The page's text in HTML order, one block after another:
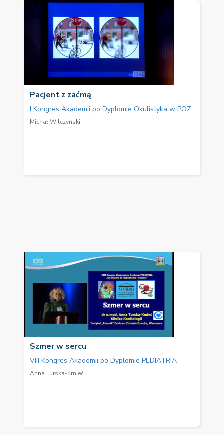
Pacjent z zaćmą
I Kongres Akademii po Dyplomie Okulistyka w POZ
Michał Wilczyński
Szmer w sercu
VIII Kongres Akademii po Dyplomie PEDIATRIA
Anna Turska-Kmieć